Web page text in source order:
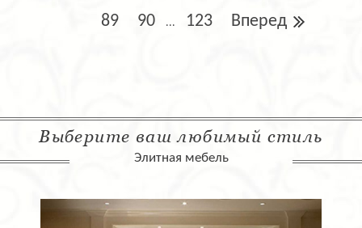
89 90 ... 123 Вперед
Выберите ваш любимый стиль
Элитная мебель